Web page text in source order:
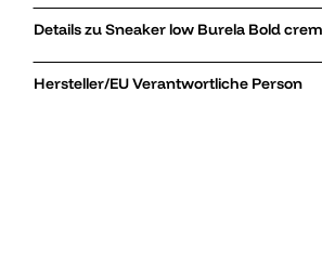
Details zu Sneaker low Burela Bold
Hersteller/EU Verantwortliche Person